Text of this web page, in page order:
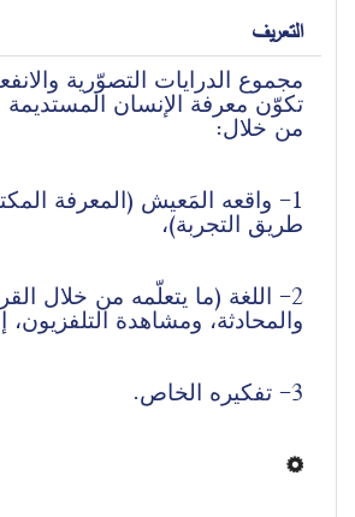
التعريف
من خلال:
طريق التجربة)،
والمحادثة، ومشاهدة التلفزيون،
3- تفكيره الخاص.